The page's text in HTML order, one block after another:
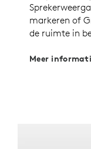
markeren of
de ruimte in
Meer